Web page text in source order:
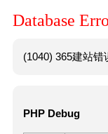
Database
(1040) 365建站
PHP Debug